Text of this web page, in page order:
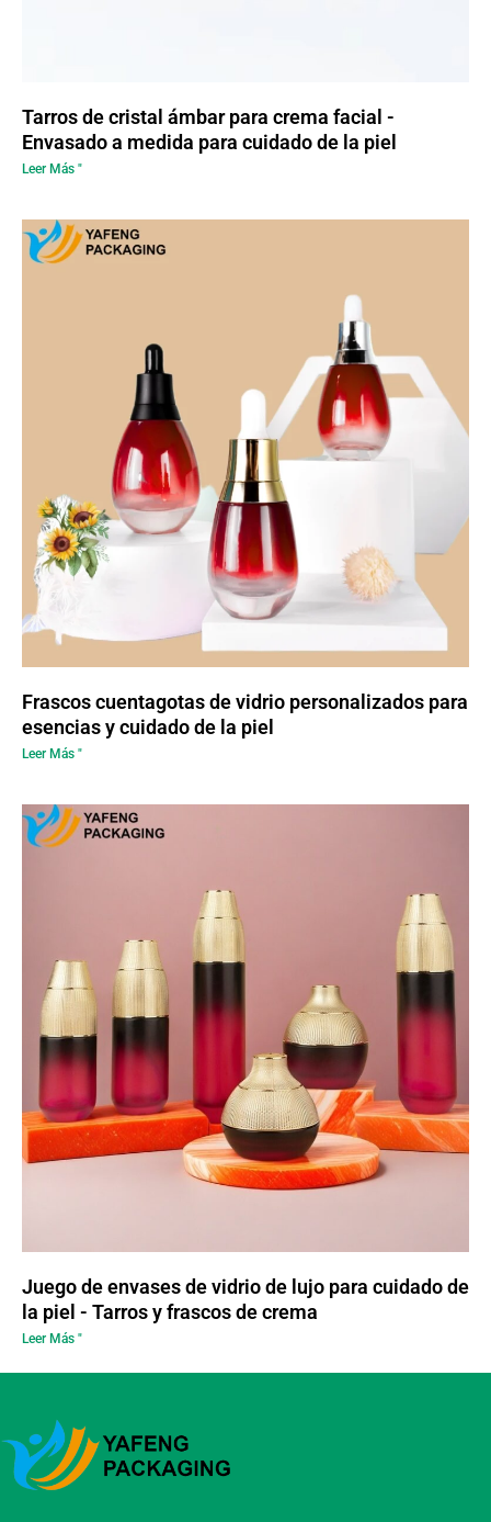
Tarros de cristal ámbar para crema facial -
Envasado a medida para cuidado de la piel
Leer Más "
Frascos cuentagotas de vidrio personalizados para
esencias y cuidado de la piel
Leer Más "
Juego de envases de vidrio de lujo para cuidado de
la piel - Tarros y frascos de crema
Leer Más "